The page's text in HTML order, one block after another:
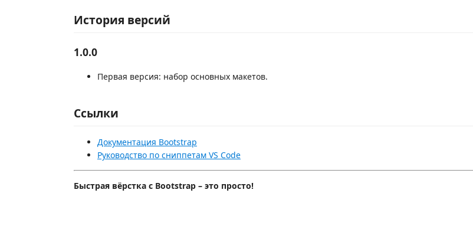
История версий
1.0.0
Первая версия: набор основных макетов.
Ссылки
Документация Bootstrap
Руководство по сниппетам VS Code
Быстрая вёрстка с Bootstrap – это просто!